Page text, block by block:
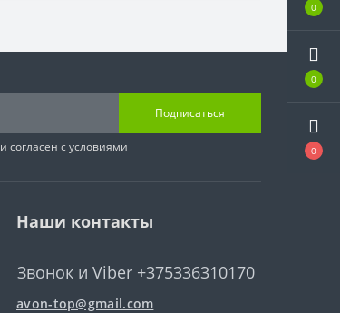
0
0
0
Подписаться
и согласен с условиями
Наши контакты
Звонок и Viber +375336310170
avon-top@gmail.com